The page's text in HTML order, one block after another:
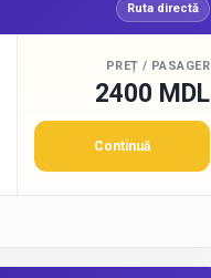
Ruta directă
PREȚ / PASAGER
2400 MDL
Continuă